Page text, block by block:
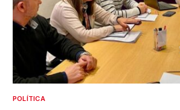
POLÍTICA